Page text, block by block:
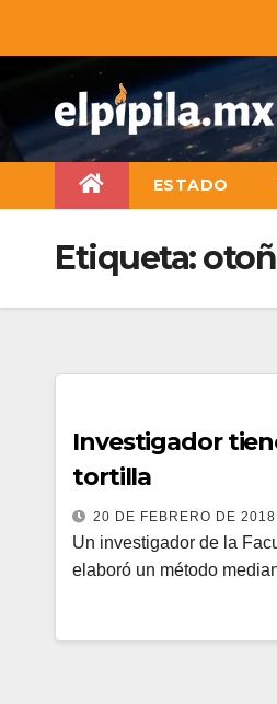
ESTADO
Etiqueta:
Investigador
tortilla
20 DE FEBRERO DE 2018
Un investigador de la
elaboró un método